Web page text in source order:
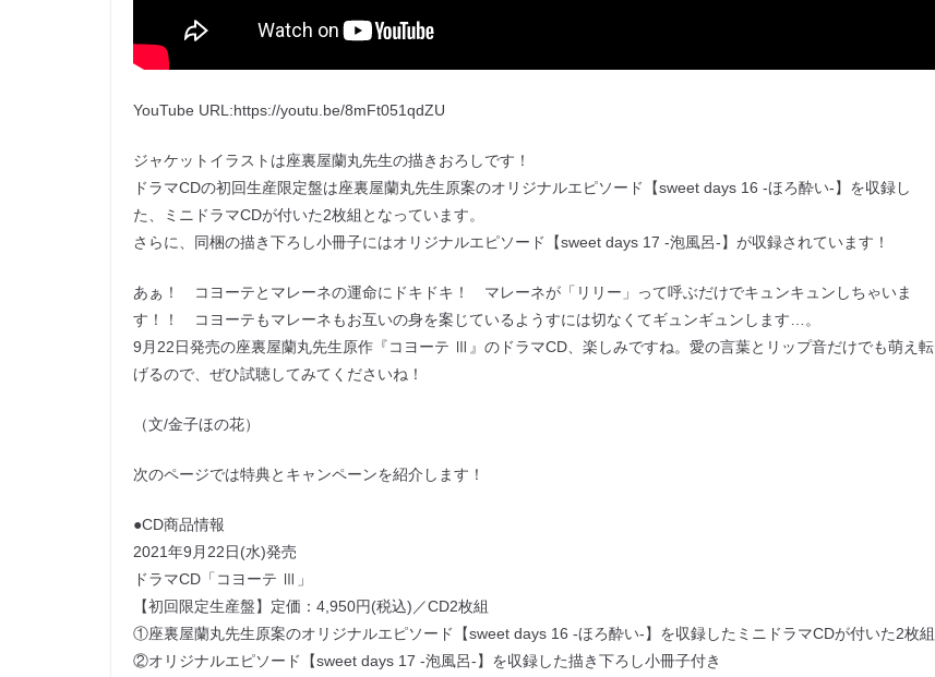
YouTube URL:https://youtu.be/8mFt051qdZU
ジャケットイラストは座裏屋蘭丸先生の描きおろしです！
ドラマCDの初回生産限定盤は座裏屋蘭丸先生原案のオリジナルエピソード【sweet days 16 -ほろ酔い-】を収録し
た、ミニドラマCDが付いた2枚組となっています。
さらに、同梱の描き下ろし小冊子にはオリジナルエピソード【sweet days 17 -泡風呂-】が収録されています！
あぁ！ コヨーテとマレーネの運命にドキドキ！ マレーネが「リリー」って呼ぶだけでキュンキュンしちゃいま
す！！ コヨーテもマレーネもお互いの身を案じているようすには切なくてギュンギュンします…。
9月22日発売の座裏屋蘭丸先生原作『コヨーテ Ⅲ』のドラマCD、楽しみですね。愛の言葉とリップ音だけでも萌え転
げるので、ぜひ試聴してみてくださいね！
（文/金子ほの花）
次のページでは特典とキャンペーンを紹介します！
●CD商品情報
2021年9月22日(水)発売
ドラマCD「コヨーテ Ⅲ」
【初回限定生産盤】定価：4,950円(税込)／CD2枚組
①座裏屋蘭丸先生原案のオリジナルエピソード【sweet days 16 -ほろ酔い-】を収録したミニドラマCDが付いた2枚組
②オリジナルエピソード【sweet days 17 -泡風呂-】を収録した描き下ろし小冊子付き